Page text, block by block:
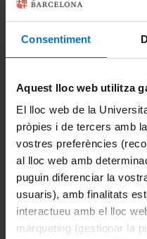
Consentiment
Aquest lloc web utilitza
El lloc web de la
pròpies i de tercers amb
vostres preferències
al lloc web amb
puguin diferenciar la
usuaris), amb finalitats
interactueu amb el lloc
màrqueting (gestionar la
El Departament
Organització
Intranet UB (PDI i PTGAS)
Campus Virtual
Alumni UB